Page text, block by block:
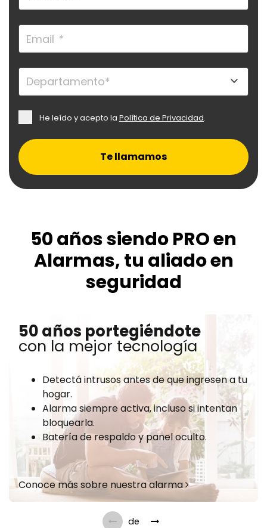
Email *
He leído y acepto la Política de Privacidad.
Te llamamos
50 años siendo PRO en
Alarmas, tu aliado en
seguridad
50 años portegiéndote
con la mejor tecnología
Detectá intrusos antes de que ingresen a tu
hogar.
Alarma siempre activa, incluso si intentan
bloquearla.
Batería de respaldo y panel oculto.
Conoce más sobre nuestra alarma
de